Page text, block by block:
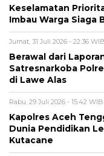
Keselamatan
Imbau Warga Siaga
Jumat, 31 Juli 2026 - 22:36 WIB
Berawal dari
Satresnarkoba
di Lawe Alas
Rabu, 29 Juli 2026 - 15:42 WIB
Kapolres Aceh
Dunia Pendidikan
Kutacane